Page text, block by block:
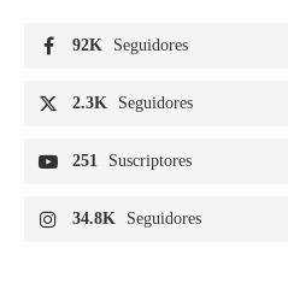
92K Seguidores
2.3K Seguidores
251 Suscriptores
34.8K Seguidores